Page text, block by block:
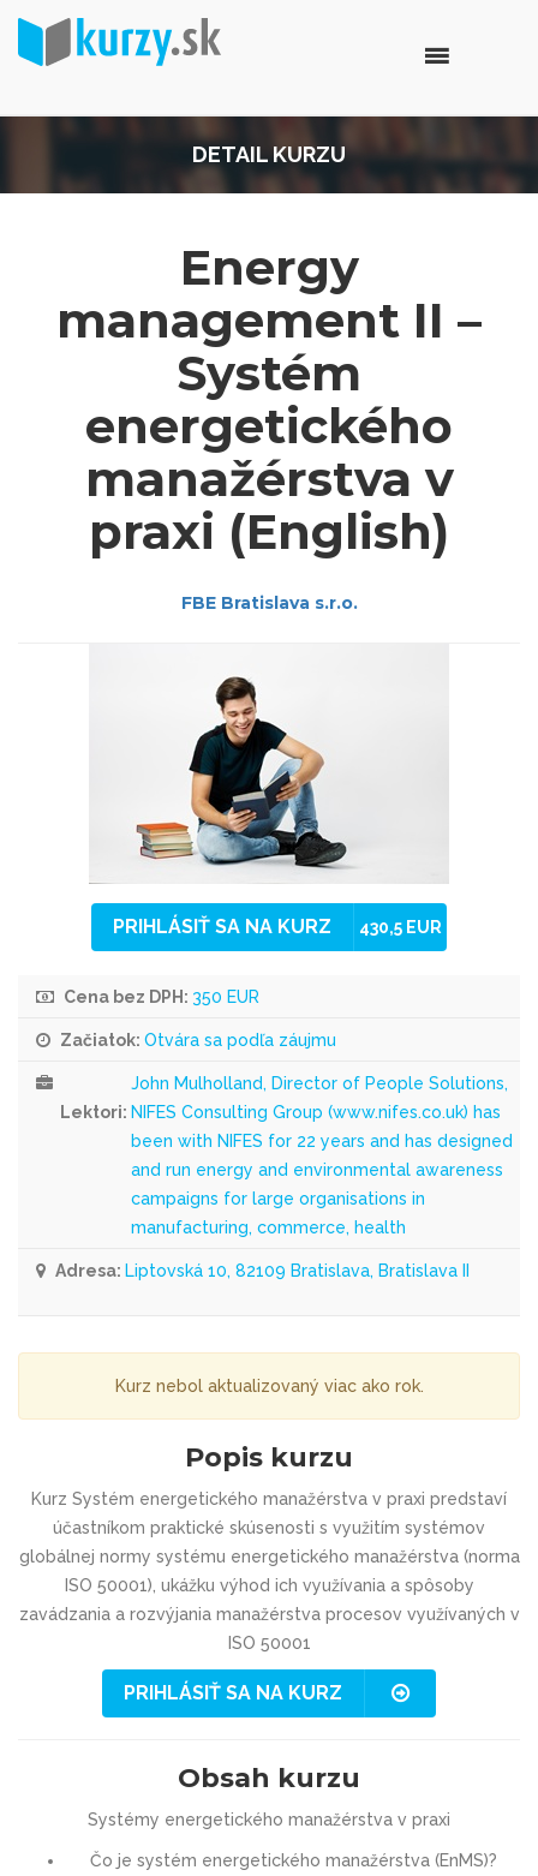
DETAIL KURZU
Energy
management II –
Systém
energetického
manažérstva v
praxi (English)
FBE Bratislava s.r.o.
PRIHLÁSIŤ SA NA KURZ 430,5 EUR
Cena bez DPH: 350 EUR
Začiatok: Otvára sa podľa záujmu
Lektori:
John Mulholland, Director of People Solutions,
NIFES Consulting Group (www.nifes.co.uk) has
been with NIFES for 22 years and has designed
and run energy and environmental awareness
campaigns for large organisations in
manufacturing, commerce, health
Adresa: Liptovská 10, 82109 Bratislava, Bratislava II
Kurz nebol aktualizovaný viac ako rok.
Popis kurzu
Kurz Systém energetického manažérstva v praxi predstaví
účastníkom praktické skúsenosti s využitím systémov
globálnej normy systému energetického manažérstva (norma
ISO 50001), ukážku výhod ich využívania a spôsoby
zavádzania a rozvýjania manažérstva procesov využívaných v
ISO 50001
PRIHLÁSIŤ SA NA KURZ
Obsah kurzu
Systémy energetického manažérstva v praxi
Čo je systém energetického manažérstva (EnMS)?